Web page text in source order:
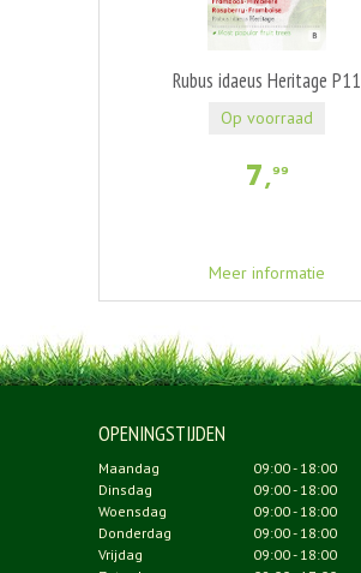
Rubus idaeus Heritage P11
7,99
Meer informatie
Op voorraad
OPENINGSTIJDEN
Maandag
09:00 - 18:00
Dinsdag
09:00 - 18:00
Woensdag
09:00 - 18:00
Donderdag
09:00 - 18:00
Vrijdag
09:00 - 18:00